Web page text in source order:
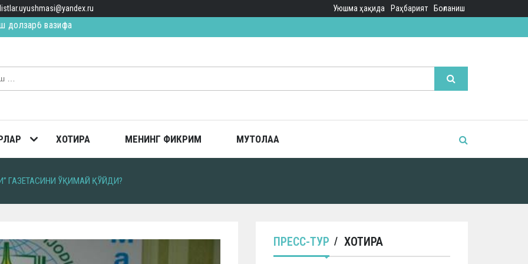
Уюшма ҳақида Раҳбарият Боғланиш
ЯҚИН, ЯҚИН… (қисса)
долзарб вазифа
ХОТИРА МЕНИНГ ФИКРИМ МУТОЛАА
ГАЗЕТАСИНИ ЎҚИМАЙ ҚЎЙДИ?
ПРЕСС-ТУР ХОТИРА